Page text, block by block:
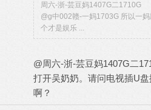
周六-浙-芸豆妈1407G二1710G
@g中002赣-一妈1703G 所以一
个才是娱乐 ...
@周六-浙-芸豆妈1407G二
打开吴奶奶。请问电视插U
啊？